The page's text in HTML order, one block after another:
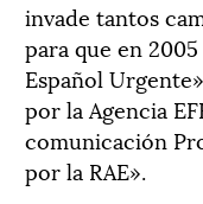
invade tantos
para que en
Español
por la Agencia
comunicación
por la RAE».